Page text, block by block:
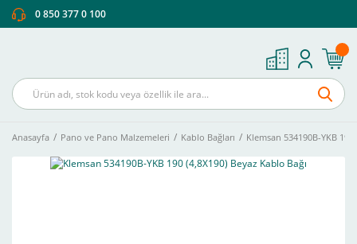
0 850 377 0 100
Anasayfa Pano ve Pano Malzemeleri Kablo Bağları Klemsan 534190B-YKB 190